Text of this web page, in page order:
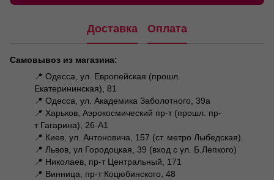
Доставка Оплата
Самовывоз из магазина:
📍 Одесса, ул. Европейская (прошл.
Екатерининская), 81
📍 Одесса, ул. Академика Заболотного, 39а
📍 Харьков, Аэрокосмический пр-т (прошл. пр-
т Гагарина), 26-А1
📍 Киев, ул. Антоновича, 157 (ст. метро Лыбедская).
📍 Львов, ул Городоцкая, 39 (вход с ул. Б.Лепкого)
📍 Николаев, пр-т Центральный, 171
📍 Винница, пр-т Коцюбинского, 48